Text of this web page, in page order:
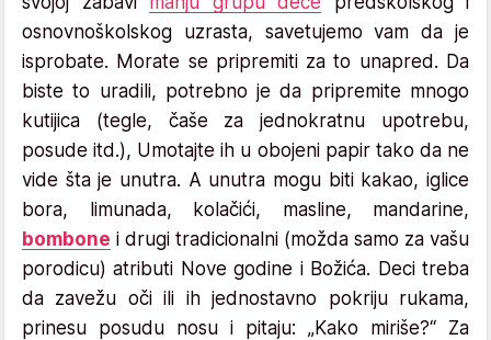
osnovnoškolskog uzrasta, savetujemo vam da je
isprobate. Morate se pripremiti za to unapred. Da
biste to uradili, potrebno je da pripremite mnogo
kutijica (tegle, čaše za jednokratnu upotrebu,
posude itd.), Umotajte ih u obojeni papir tako da ne
vide šta je unutra. A unutra mogu biti kakao, iglice
bora, limunada, kolačići, masline, mandarine,
bombone i drugi tradicionalni (možda samo za vašu
porodicu) atributi Nove godine i Božića. Deci treba
da zavežu oči ili ih jednostavno pokriju rukama,
prinesu posudu nosu i pitaju: „Kako miriše?“ Za